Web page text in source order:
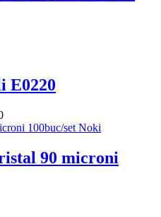
E0220
90 microni